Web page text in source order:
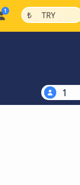
₺ | TRY |
1